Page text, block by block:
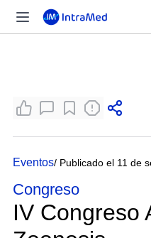
Eventos/ Publicado el 11 de
Congreso
IV Congreso